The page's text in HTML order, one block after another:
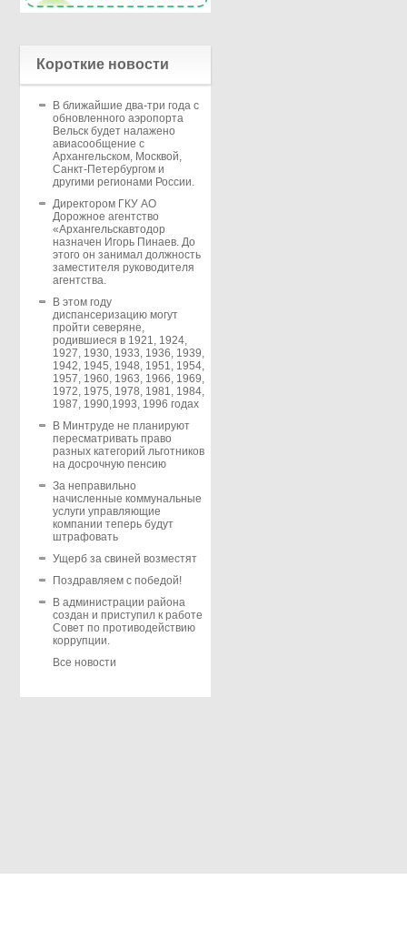
Короткие новости
В ближайшие два-три года с
обновленного аэропорта
Вельск будет налажено
авиасообщение с
Архангельском, Москвой,
Санкт-Петербургом и
другими регионами России.
Директором ГКУ АО
Дорожное агентство
«Архангельскавтодор
назначен Игорь Пинаев. До
этого он занимал должность
заместителя руководителя
агентства.
В этом году
диспансеризацию могут
пройти северяне,
родившиеся в 1921, 1924,
1927, 1930, 1933, 1936, 1939,
1942, 1945, 1948, 1951, 1954,
1957, 1960, 1963, 1966, 1969,
1972, 1975, 1978, 1981, 1984,
1987, 1990,1993, 1996 годах
В Минтруде не планируют
пересматривать право
разных категорий льготников
на досрочную пенсию
За неправильно
начисленные коммунальные
услуги управляющие
компании теперь будут
штрафовать
Ущерб за свиней возместят
Поздравляем с победой!
В администрации района
создан и приступил к работе
Совет по противодействию
коррупции.
Все новости